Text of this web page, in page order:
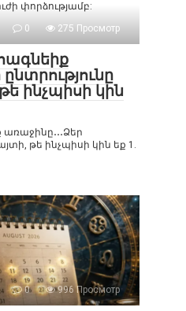
փորձությամբ:
0 275 Просмотр
ինչպիսի կին
թե ինչպիսի կին եք 1.
0 996 Просмотр